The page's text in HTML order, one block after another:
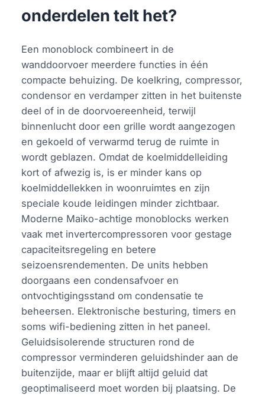
onderdelen telt het?
Een monoblock combineert in de
wanddoorvoer meerdere functies in één
compacte behuizing. De koelkring, compressor,
condensor en verdamper zitten in het buitenste
deel of in de doorvoereenheid, terwijl
binnenlucht door een grille wordt aangezogen
en gekoeld of verwarmd terug de ruimte in
wordt geblazen. Omdat de koelmiddelleiding
kort of afwezig is, is er minder kans op
koelmiddellekken in woonruimtes en zijn
speciale koude leidingen minder zichtbaar.
Moderne Maiko-achtige monoblocks werken
vaak met invertercompressoren voor gestage
capaciteitsregeling en betere
seizoensrendementen. De units hebben
doorgaans een condensafvoer en
ontvochtigingsstand om condensatie te
beheersen. Elektronische besturing, timers en
soms wifi-bediening zitten in het paneel.
Geluidsisolerende structuren rond de
compressor verminderen geluidshinder aan de
buitenzijde, maar er blijft altijd geluid dat
geoptimaliseerd moet worden bij plaatsing. De